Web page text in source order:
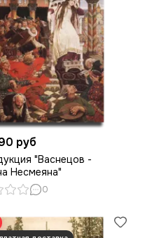
руб
"Васнецов -
Несмеяна"
0